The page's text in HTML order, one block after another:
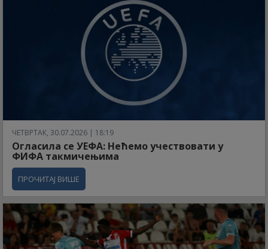
ЧЕТВРТАК, 30.07.2026 | 18:19
Огласила се УЕФА: Нећемо учествовати у
ФИФА такмичењима
ПРОЧИТАЈ ВИШЕ